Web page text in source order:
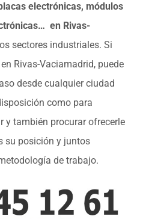
electrónicas, módulos
en Rivas-
sectores industriales. Si
Rivas-Vaciamadrid, puede
desde cualquier ciudad
como para
y también procurar ofrecerle
su posición y juntos
de trabajo.